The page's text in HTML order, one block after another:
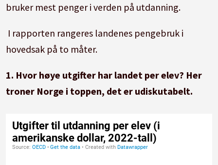
bruker mest penger i verden på utdanning.
I rapporten rangeres landenes pengebruk i
hovedsak på to måter.
1. Hvor høye utgifter har landet per elev? Her
troner Norge i toppen, det er udiskutabelt.